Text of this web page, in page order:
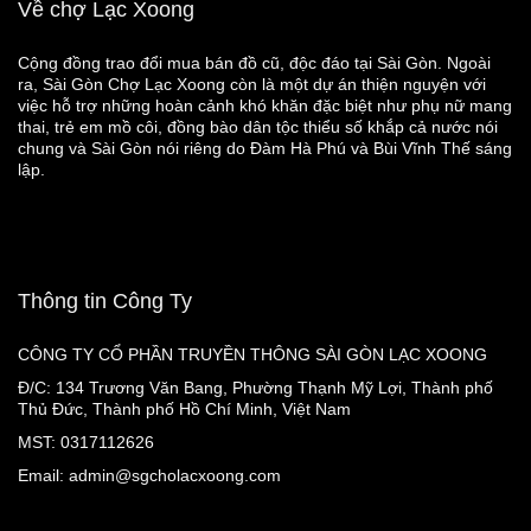
Về chợ Lạc Xoong
Cộng đồng trao đổi mua bán đồ cũ, độc đáo tại Sài Gòn. Ngoài
ra, Sài Gòn Chợ Lạc Xoong còn là một dự án thiện nguyện với
việc hỗ trợ những hoàn cảnh khó khăn đặc biệt như phụ nữ mang
thai, trẻ em mồ côi, đồng bào dân tộc thiểu số khắp cả nước nói
chung và Sài Gòn nói riêng do Đàm Hà Phú và Bùi Vĩnh Thế sáng
lập.
Thông tin Công Ty
CÔNG TY CỔ PHẦN TRUYỀN THÔNG SÀI GÒN LẠC XOONG
Đ/C: 134 Trương Văn Bang, Phường Thạnh Mỹ Lợi, Thành phố
Thủ Đức, Thành phố Hồ Chí Minh, Việt Nam
MST: 0317112626
Email: admin@sgcholacxoong.com